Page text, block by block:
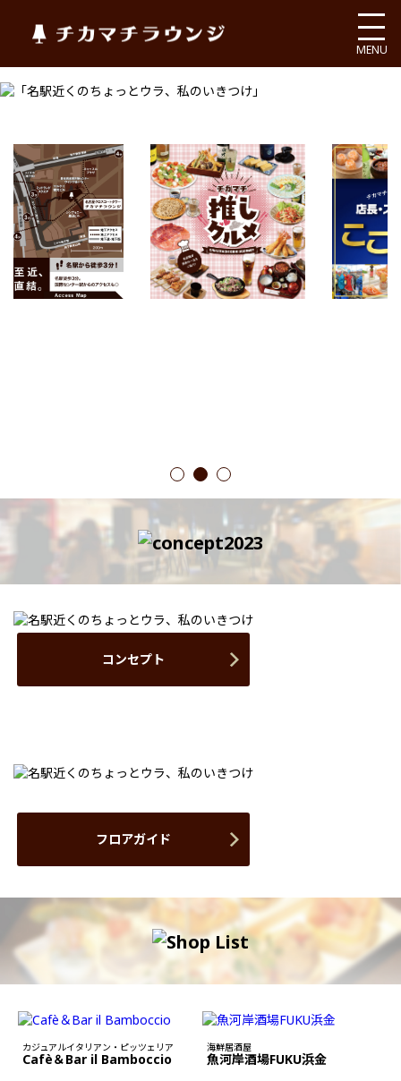
チカマチラウンジ
MENU
1 2 3
コンセプト
フロアガイド
カジュアルイタリアン・ピッツェリア
Cafè＆Bar il Bamboccio
海鮮居酒屋
魚河岸酒場FUKU浜金